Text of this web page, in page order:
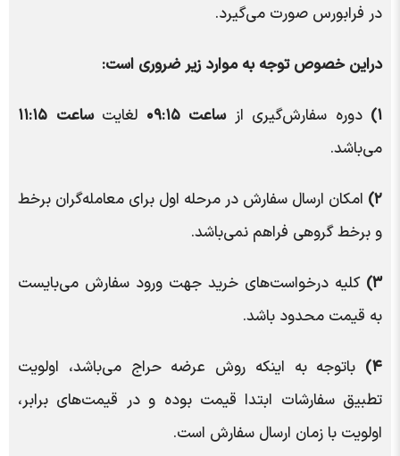
در فرابورس صورت می‌گیرد.
دراین خصوص توجه به موارد زیر ضروری است:
۱) دوره سفارش‌گیری از ساعت ۰۹:۱۵ لغایت ساعت ۱۱:۱۵
می‌باشد.
۲) امکان ارسال سفارش در مرحله اول برای معامله‌گران برخط
و برخط گروهی فراهم نمی‌باشد.
۳) کلیه درخواست‌های خرید جهت ورود سفارش می‌بایست
به قیمت محدود باشد.
۴)
باتوجه به اینکه روش عرضه حراج می‌باشد، اولویت
تطبیق سفارشات ابتدا قیمت بوده و در قیمت‌های برابر،
اولویت با زمان ارسال سفارش است.